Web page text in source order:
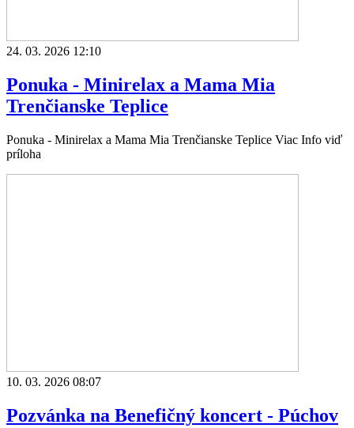
24. 03. 2026 12:10
Ponuka - Minirelax a Mama Mia
Trenčianske Teplice
Ponuka - Minirelax a Mama Mia Trenčianske Teplice Viac Info viď
príloha
10. 03. 2026 08:07
Pozvánka na Benefičný koncert - Púchov